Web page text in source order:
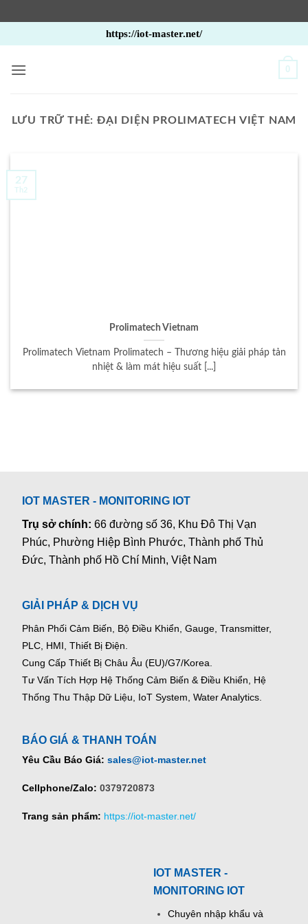
qua
nội
https://iot-master.net/
0
LƯU TRỮ THẺ:ĐẠI DIỆN PROLIMATECH VIỆT NAM
Prolimatech Vietnam
Prolimatech Vietnam Prolimatech – Thương hiệu giải pháp tản
nhiệt & làm mát hiệu suất [...]
27
Th2
IOT MASTER - MONITORING IOT
Trụ sở chính:66 đường số 36, Khu Đô Thị Vạn
Phúc, Phường Hiệp Bình Phước, Thành phố Thủ
Đức, Thành phố Hồ Chí Minh, Việt Nam
GIẢI PHÁP & DỊCH VỤ
Phân Phối Cảm Biến, Bộ Điều Khiển, Gauge, Transmitter,
PLC, HMI, Thiết Bị Điện.
Cung Cấp Thiết Bị Châu Âu (EU)/G7/Korea.
Tư Vấn Tích Hợp Hệ Thống Cảm Biến & Điều Khiển, Hệ
Thống Thu Thập Dữ Liệu, IoT System, Water Analytics.
BÁO GIÁ & THANH TOÁN
Yêu Cầu Báo Giá: sales@iot-master.net
Cellphone/Zalo: 0379720873
Trang sản phẩm: https://iot-master.net/
IOT MASTER -
MONITORING IOT
Chuyên nhập khẩu và